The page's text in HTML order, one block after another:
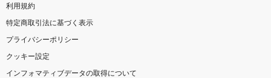
利用規約
特定商取引法に基づく表示
プライバシーポリシー
クッキー設定
インフォマティブデータの取得について